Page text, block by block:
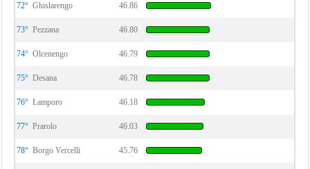
72° Ghislarengo 46.86
73° Pezzana 46.80
74° Olcenengo 46.79
75° Desana 46.78
76° Lamporo 46.18
77° Prarolo 46.03
78° Borgo Vercelli 45.76